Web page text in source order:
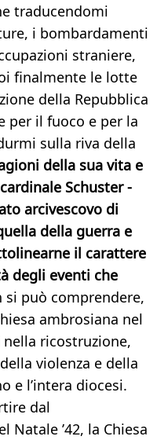
traducendomi
i bombardamenti
straniere,
finalmente le lotte
della Repubblica
per il fuoco e per la
sulla riva della
della sua vita e
Schuster -
arcivescovo di
della guerra e
il carattere
degli eventi che
si può comprendere,
ambrosiana nel
nella ricostruzione,
violenza e della
e l’intera diocesi.
dal
Natale ’42, la Chiesa